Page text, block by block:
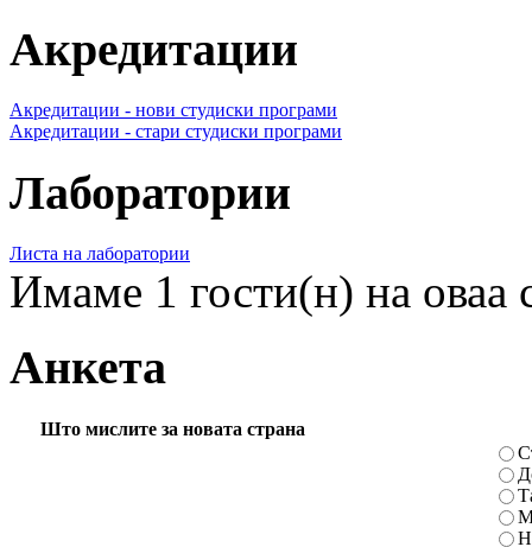
Акредитации
Акредитации - нови студиски програми
Акредитации - стари студиски програми
Лаборатории
Листа на лаборатории
Имаме 1 гости(н) на оваа
Анкета
Што мислите за новата страна